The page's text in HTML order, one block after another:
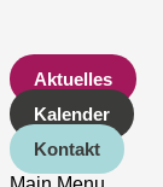
Aktuelles
Kalender
Kontakt